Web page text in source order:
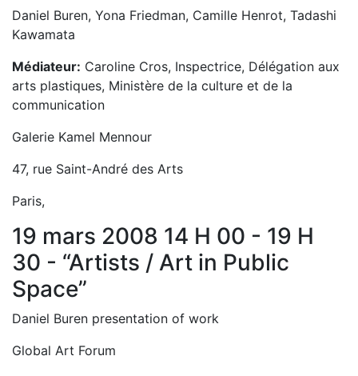
Daniel Buren, Yona Friedman, Camille Henrot, Tadashi
Kawamata
Médiateur: Caroline Cros, Inspectrice, Délégation aux
arts plastiques, Ministère de la culture et de la
communication
Galerie Kamel Mennour
47, rue Saint-André des Arts
Paris,
19 mars 2008 14 H 00 - 19 H
30 - “Artists / Art in Public
Space”
Daniel Buren presentation of work
Global Art Forum